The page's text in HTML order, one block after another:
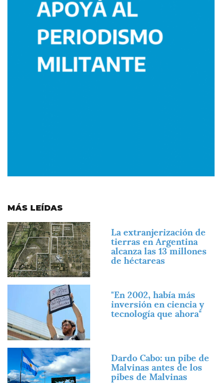
MÁS LEÍDAS
Imagen
La extranjerización de
tierras en Argentina
alcanza las 13 millones
de héctareas
"En 2002, había más
inversión en ciencia y
tecnología que ahora"
Imagen
Dardo Cabo: un pibe de
Malvinas antes de los
pibes de Malvinas